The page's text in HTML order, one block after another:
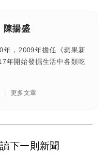
陳揚盛
年，2009年擔任《蘋果新
年開始發掘生活中各類吃
更多文章
下一則新聞